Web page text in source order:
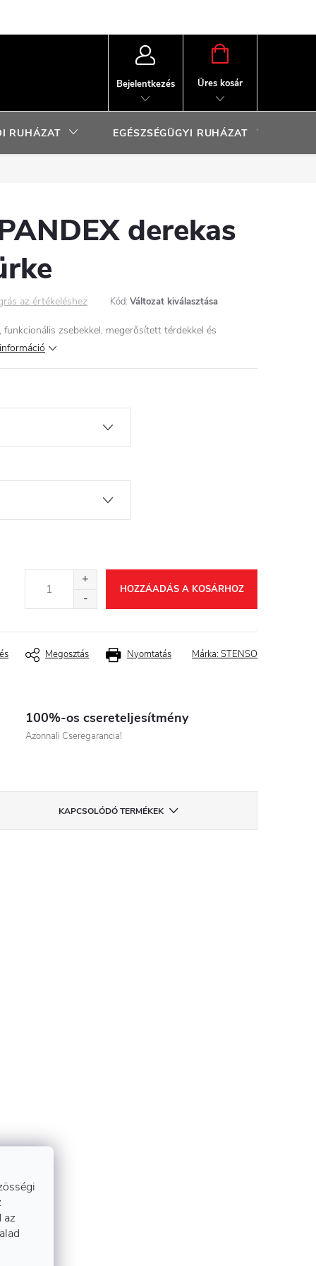
az
Bejelentkezés
KOSÁR
Üres kosár
RUHÁZAT EGÉSZSÉGÜGYI RUHÁZAT
derekas
az értékeléshez Kód: Változat kiválasztása
zsebekkel, megerősített térdekkel és
HOZZÁADÁS A KOSÁRHOZ
Nyomtatás
Megosztás Márka: STENSO
100%-os csereteljesítmény
Azonnali Cseregarancia!
KAPCSOLÓDÓ TERMÉKEK